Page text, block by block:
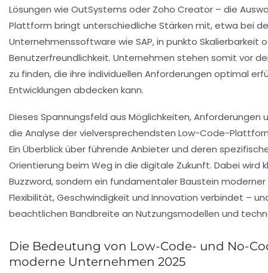
Lösungen wie OutSystems oder Zoho Creator – die
Plattform bringt unterschiedliche Stärken mit, etwa bei
Unternehmenssoftware wie SAP, in punkto Skalierbarkeit
Benutzerfreundlichkeit. Unternehmen stehen somit vor
zu finden, die ihre individuellen Anforderungen optimal
Entwicklungen abdecken kann.
Dieses Spannungsfeld aus Möglichkeiten,
die Analyse der vielversprechendsten Low-Code-
Ein Überblick über führende Anbieter und deren
Orientierung beim Weg in die digitale Zukunft. Dabei wird
Buzzword, sondern ein fundamentaler Baustein
Flexibilität, Geschwindigkeit und Innovation verbindet –
beachtlichen Bandbreite an Nutzungsmodellen und
Die Bedeutung von Low-Code- und No-
moderne Unternehmen 2025